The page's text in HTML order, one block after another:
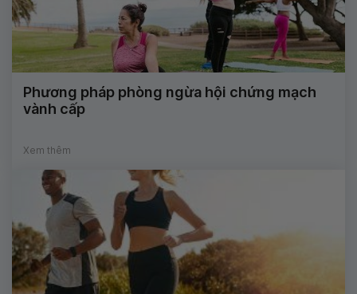
Phương pháp phòng ngừa hội chứng mạch
vành cấp
Xem thêm